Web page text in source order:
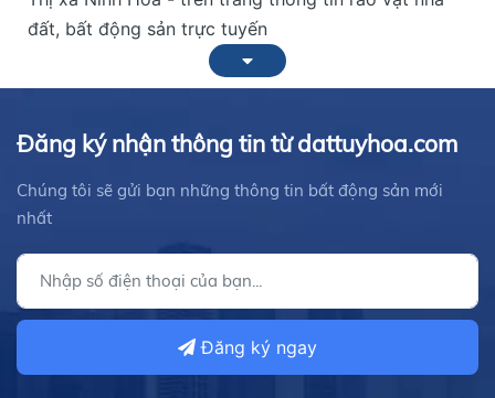
đất, bất động sản trực tuyến
Đăng ký nhận thông tin từ dattuyhoa.com
Chúng tôi sẽ gửi bạn những thông tin bất động sản mới
nhất
Đăng ký ngay